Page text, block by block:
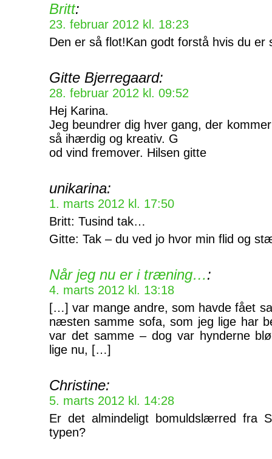
Britt:
23. februar 2012 kl. 18:23
Den er så flot!Kan godt forstå hvis du er
Gitte Bjerregaard:
28. februar 2012 kl. 09:52
Hej Karina.
Jeg beundrer dig hver gang, der
så ihærdig og kreativ. G
od vind fremover. Hilsen gitte
unikarina:
1. marts 2012 kl. 17:50
Britt: Tusind tak…
Gitte: Tak – du ved jo hvor min flid og
Når jeg nu er i træning…:
4. marts 2012 kl. 13:18
[…] var mange andre, som havde fået
næsten samme sofa, som jeg lige har
var det samme – dog var hynderne
lige nu, […]
Christine:
5. marts 2012 kl. 14:28
Er det almindeligt bomuldslærred fra
typen?